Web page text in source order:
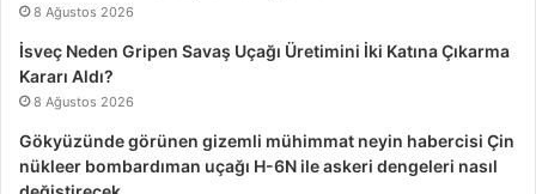
8 Ağustos 2026
İsveç Neden Gripen Savaş Uçağı Üretimini İki Katına Çıkarma
Kararı Aldı?
8 Ağustos 2026
Gökyüzünde görünen gizemli mühimmat neyin habercisi Çin
nükleer bombardıman uçağı H-6N ile askeri dengeleri nasıl